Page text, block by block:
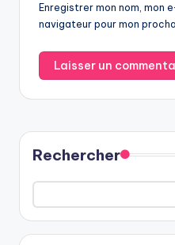
Enregistrer mon nom, mon
navigateur pour mon
Rechercher